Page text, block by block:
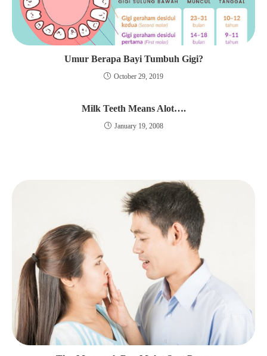
Umur Berapa Bayi Tumbuh Gigi?
October 29, 2019
Milk Teeth Means Alot….
January 19, 2008